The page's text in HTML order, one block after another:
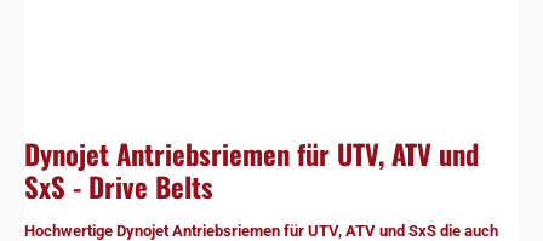
Dynojet Antriebsriemen für UTV, ATV und
SxS - Drive Belts
Hochwertige Dynojet Antriebsriemen für UTV, ATV und SxS die auch